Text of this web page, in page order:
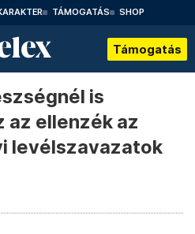
TÁMOGATÁS SHOP
Támogatás
is
ellenzék az
levélszavazatok